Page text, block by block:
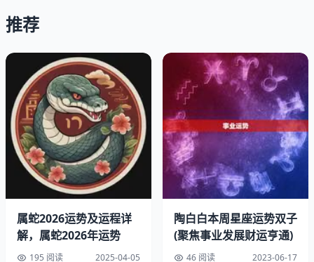
男性处女座的性格被认为是主义者的代表。他们追求，对细
节非常注重，喜欢把事情做到。这种追求的方法，使得他们
在工作和生活中都表现出色。他们往往能够做出高质量的工
作，也能够生活得井井有条。
二、挑剔麻烦的一面
推荐
属蛇2026运势及运程详
解，属蛇2026年运势
195 阅读 2025-04-05
陶白白本周星座运势双子
(聚焦事业发展财运亨通)
46 阅读 2023-06-17